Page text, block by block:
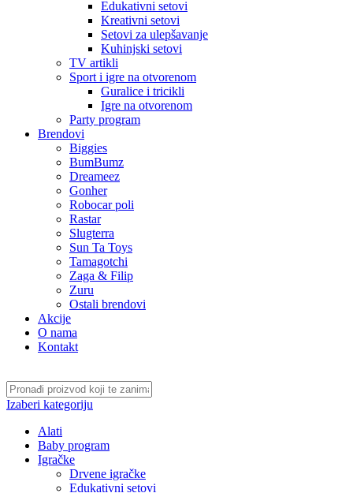
Edukativni setovi
Kreativni setovi
Setovi za ulepšavanje
Kuhinjski setovi
TV artikli
Sport i igre na otvorenom
Guralice i tricikli
Igre na otvorenom
Party program
Brendovi
Biggies
BumBumz
Dreameez
Gonher
Robocar poli
Rastar
Slugterra
Sun Ta Toys
Tamagotchi
Zaga & Filip
Zuru
Ostali brendovi
Akcije
O nama
Kontakt
Izaberi kategoriju
Alati
Baby program
Igračke
Drvene igračke
Edukativni setovi